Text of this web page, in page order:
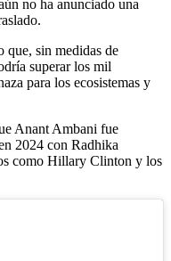
no ha anunciado una
que, sin medidas de
superar los mil
para los ecosistemas y
Anant Ambani fue
2024 con Radhika
como Hillary Clinton y los